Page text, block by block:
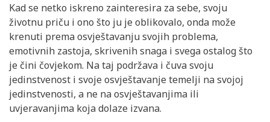
Kad se netko iskreno zainteresira za sebe, svoju
životnu priču i ono što ju je oblikovalo, onda može
krenuti prema osvještavanju svojih problema,
emotivnih zastoja, skrivenih snaga i svega ostalog što
je čini čovjekom. Na taj podržava i čuva svoju
jedinstvenost i svoje osvještavanje temelji na svojoj
jedinstvenosti, a ne na osvještavanjima ili
uvjeravanjima koja dolaze izvana.